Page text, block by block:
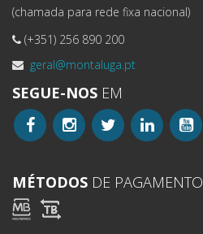
(chamada para rede fixa nacional)
(+351) 256 890 200
geral@montaluga.pt
SEGUE-NOS EM
MÉTODOS DE PAGAMENTO